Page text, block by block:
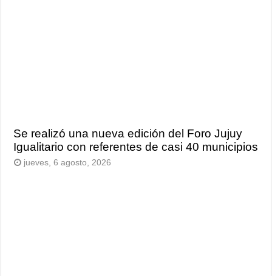
Se realizó una nueva edición del Foro Jujuy
Igualitario con referentes de casi 40 municipios
jueves, 6 agosto, 2026